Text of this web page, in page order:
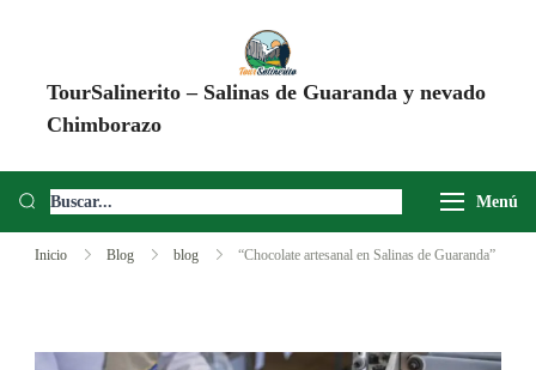
TourSalinerito – Salinas de Guaranda y nevado
Chimborazo
Chimborazo, Minas de Sal, Quesera El Salinerito, Chocolates El
Menú
Inicio Blog blog “Chocolate artesanal en Salinas de Guaranda”